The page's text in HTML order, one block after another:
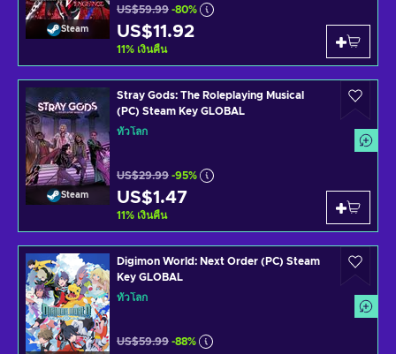
Steam
US$59.99 -80%
US$11.92
11% เงินคืน
Steam
Stray Gods: The Roleplaying Musical
(PC) Steam Key GLOBAL
ทั่วโลก
US$29.99 -95%
US$1.47
11% เงินคืน
Digimon World: Next Order (PC) Steam
Key GLOBAL
ทั่วโลก
US$59.99 -88%